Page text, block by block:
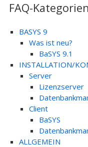
FAQ-Kategorien
BASYS 9
Was ist neu?
BaSYS 9.1
INSTALLATION/
Server
Lizenzserver
Client
BaSYS
ALLGEMEIN